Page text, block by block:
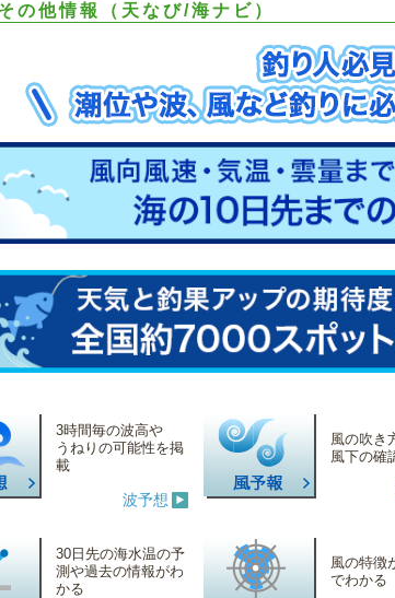
の他情報（天なび/海ナビ）
3時間毎の波高や
うねりの可能性を掲
載
波予想
風の吹き
風下の確
30日先の海水温の予
測や過去の情報がわ
かる
風の特徴
でわかる